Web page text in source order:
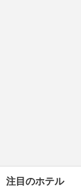
注目のホテル